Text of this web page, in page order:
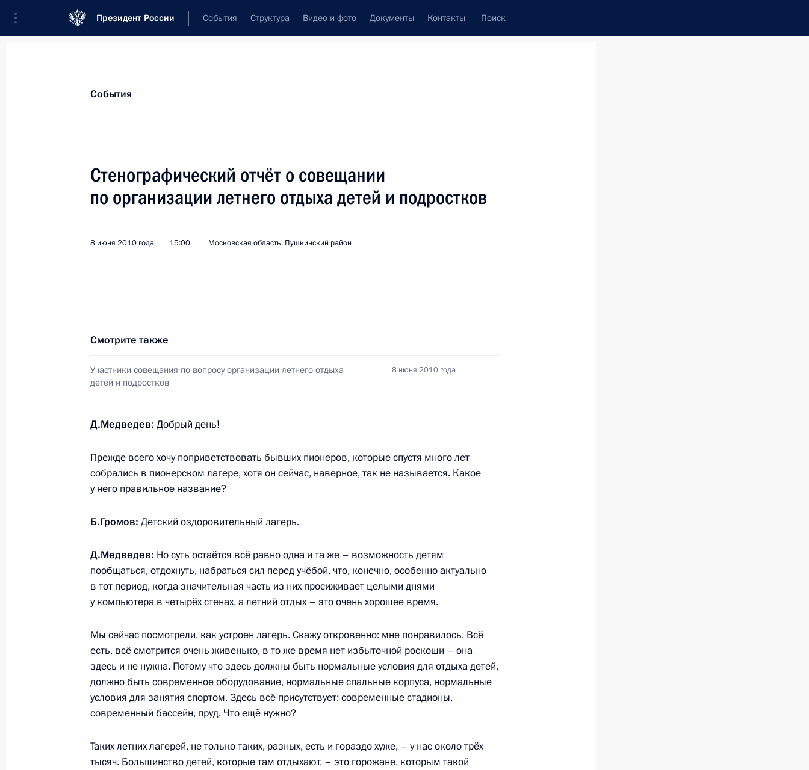
Президент России События Структура Видео и фото Документы Контакты Поиск
Валерия Гаевского
О ходе исполнения пункта 4 перечня поручений, данных
по итогам работы мобильной приёмной Президента
7 ноября 2011 года, 12:50
Рабочая встреча с губернатором Ставропольского края
Валерием Гаевским
25 октября 2011 года, 21:00
Об исполнении пункта 1 перечня поручений, данных по итогам
работы мобильной приёмной Президента в Ставропольском
крае
О ходе исполнения пункта 1 перечня поручений, данных
по итогам работы мобильной приёмной Президента
в Ставропольском крае
События
Стенографический отчёт о совещании
по организации летнего отдыха детей и подростков
8 июня 2010 года 15:00 Московская область, Пушкинский район
Смотрите также
Участники совещания по вопросу организации летнего отдыха
детей и подростков
8 июня 2010 года
Д.Медведев: Добрый день!
Прежде всего хочу поприветствовать бывших пионеров, которые спустя много лет
собрались в пионерском лагере, хотя он сейчас, наверное, так не называется. Какое
у него правильное название?
Б.Громов: Детский оздоровительный лагерь.
Д.Медведев: Но суть остаётся всё равно одна и та же – возможность детям
пообщаться, отдохнуть, набраться сил перед учёбой, что, конечно, особенно актуально
в тот период, когда значительная часть из них просиживает целыми днями
у компьютера в четырёх стенах, а летний отдых – это очень хорошее время.
Мы сейчас посмотрели, как устроен лагерь. Скажу откровенно: мне понравилось. Всё
есть, всё смотрится очень живенько, в то же время нет избыточной роскоши – она
здесь и не нужна. Потому что здесь должны быть нормальные условия для отдыха детей,
должно быть современное оборудование, нормальные спальные корпуса, нормальные
условия для занятия спортом. Здесь всё присутствует: современные стадионы,
современный бассейн, пруд. Что ещё нужно?
Таких летних лагерей, не только таких, разных, есть и гораздо хуже, – у нас около трёх
тысяч. Большинство детей, которые там отдыхают, – это горожане, которым такой